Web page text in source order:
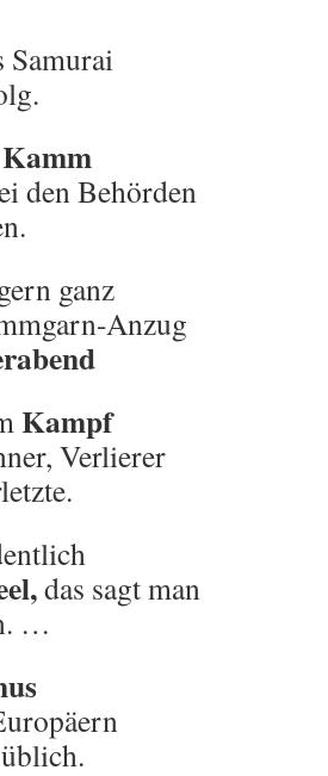
Samurai
Kamm
den Behörden
ganz
Anzug
Kampf
Verlierer
das sagt man
…